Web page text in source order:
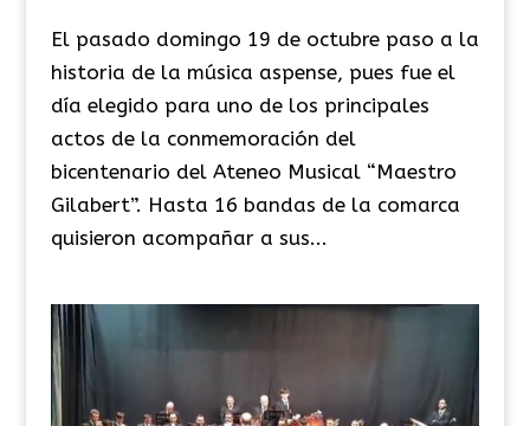
El pasado domingo 19 de octubre paso a la
historia de la música aspense, pues fue el
día elegido para uno de los principales
actos de la conmemoración del
bicentenario del Ateneo Musical “Maestro
Gilabert”. Hasta 16 bandas de la comarca
quisieron acompañar a sus...